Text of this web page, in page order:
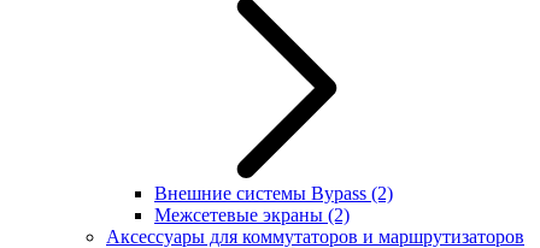
Внешние системы Bypass (2)
Межсетевые экраны (2)
Аксессуары для коммутаторов и маршрутизаторов